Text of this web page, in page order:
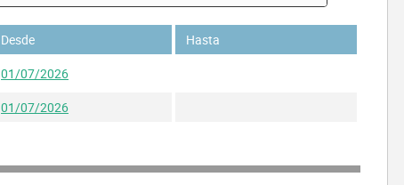
Desde
Hasta
01/07/2026
01/07/2026